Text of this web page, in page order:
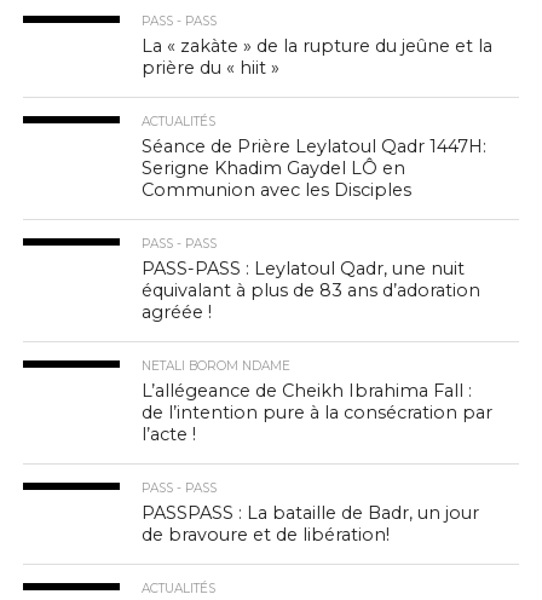
PASS - PASS
La « zakàte » de la rupture du jeûne et la
prière du « hiit »
ACTUALITÉS
Séance de Prière Leylatoul Qadr 1447H:
Serigne Khadim Gaydel LÔ en
Communion avec les Disciples
PASS - PASS
PASS-PASS : Leylatoul Qadr, une nuit
équivalant à plus de 83 ans d’adoration
agréée !
NETALI BOROM NDAME
L’allégeance de Cheikh Ibrahima Fall :
de l’intention pure à la consécration par
l’acte !
PASS - PASS
PASSPASS : La bataille de Badr, un jour
de bravoure et de libération!
ACTUALITÉS